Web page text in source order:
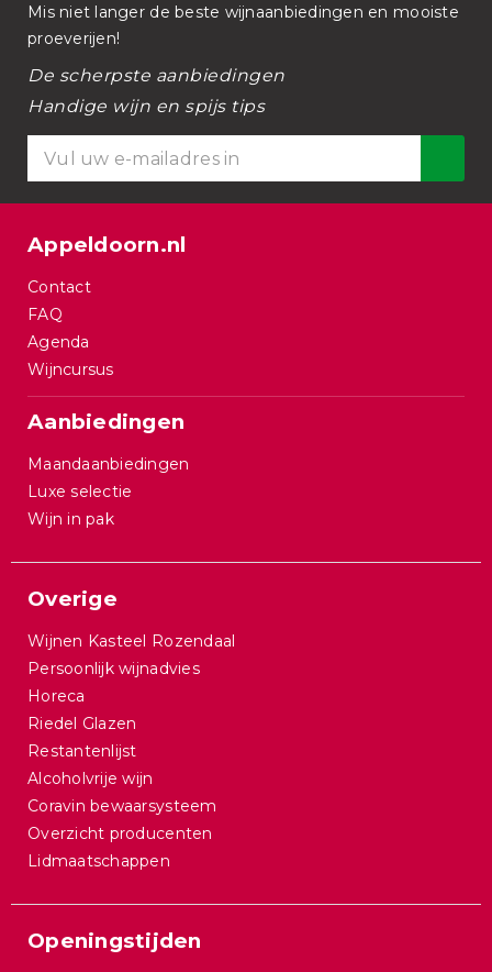
Mis niet langer de beste wijnaanbiedingen en mooiste
proeverijen!
De scherpste aanbiedingen
Handige wijn en spijs tips
Appeldoorn.nl
Contact
FAQ
Agenda
Wijncursus
Aanbiedingen
Maandaanbiedingen
Luxe selectie
Wijn in pak
Overige
Wijnen Kasteel Rozendaal
Persoonlijk wijnadvies
Horeca
Riedel Glazen
Restantenlijst
Alcoholvrije wijn
Coravin bewaarsysteem
Overzicht producenten
Lidmaatschappen
Openingstijden